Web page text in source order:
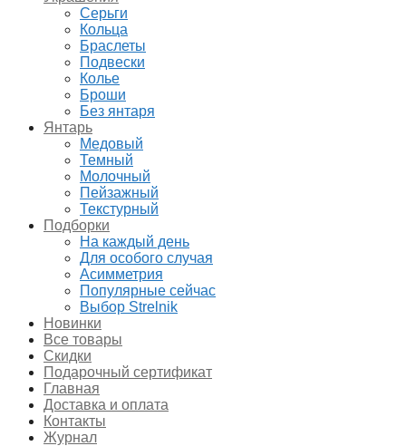
Серьги
Кольца
Браслеты
Подвески
Колье
Броши
Без янтаря
Янтарь
Медовый
Темный
Молочный
Пейзажный
Текстурный
Подборки
На каждый день
Для особого случая
Асимметрия
Популярные сейчас
Выбор Strelnik
Новинки
Все товары
Скидки
Подарочный сертификат
Главная
Доставка и оплата
Контакты
Журнал